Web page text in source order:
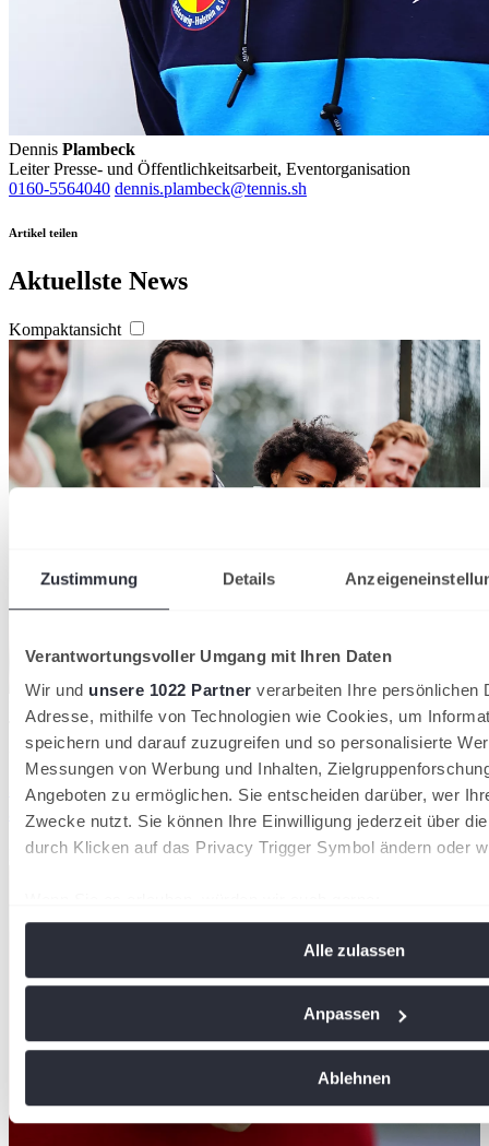
Zustimmung Details
Verantwortungsvoller Umgang mit Ihren Daten
Wir und unsere 1022 Partner verarbeiten Ihre persönlichen
Adresse, mithilfe von Technologien wie Cookies, um
speichern und darauf zuzugreifen und so personalisierte
Messungen von Werbung und Inhalten,
Angeboten zu ermöglichen. Sie entscheiden darüber, wer
Zwecke nutzt. Sie können Ihre Einwilligung jederzeit über
durch Klicken auf das Privacy Trigger Symbol ändern oder
Ihr Gerät durch aktives Scannen nach bestimmten
Erfahren Sie mehr darüber, wie Ihre persönlichen Daten
Alle zulassen
Anpassen
Ablehnen
Dennis Plambeck
Leiter Presse- und Öffentlichkeitsarbeit, Eventorganisation
0160-5564040 dennis.plambeck@tennis.sh
Artikel teilen
Aktuellste News
Kompaktansicht
Der DTB verzeichnet 2026 insgesamt 1.553.580 Mitglieder in 8.612
Tennisvereinen
28/07/2026
36.000 neue Mitglieder: Tennis wächst 2026 stärker
als in den Vorjahren
Deutscher Tennis Bund